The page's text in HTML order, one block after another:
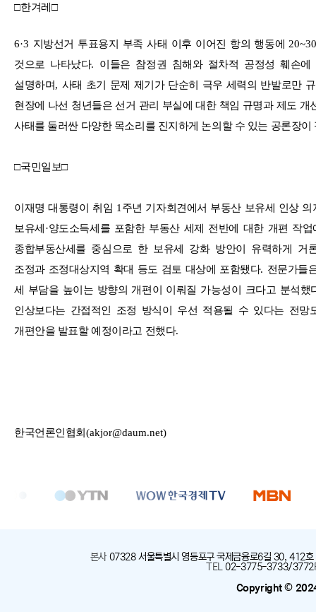
□한겨레 □
6·3 지방선거 투표용지 부족 사태 이후 이어진 항의 행동에
것으로 나타났다. 이들은 참정권 침해와 절차적 공정성 훼손
설명하며, 사태 초기 문제 제기가 단순히 극우 세력의 반발로만
현장에 나선 청년들은 선거 관리 부실에 대한 책임 규명과 제도 개
사태를 둘러싼 다양한 목소리를 진지하게 논의할 수 있는 공론장이
□국민일보□
이재명 대통령이 취임 1 주년 기자회견에서 부동산 보유세 인상
보유세 ·양도소득세를 포함한 부동산 세제 전반에 대한 개편 작
종합부동산세를 중심으로 한 보유세 강화 방안이 유력하게 거
조정과 조정대상지역 확대 등도 검토 대상에 포함됐다. 전문가들
세 부담을 높이는 방향의 개편이 이뤄질 가능성이 크다고 분석했
인상보다는 간접적인 조정 방식이 우선 적용될 수 있다는 전망
개편안을 발표할 예정이라고 전했다.
한국언론인협회 (akjor@daum.net)
본사 07328 서울특별시 영등포구 국제금융로6길 30, 412호
TEL
:02-3775-3733/3772
Copyright © 2024